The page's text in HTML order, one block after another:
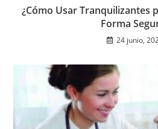
¿Cómo Usar Tranquilizantes
Forma
24 junio,